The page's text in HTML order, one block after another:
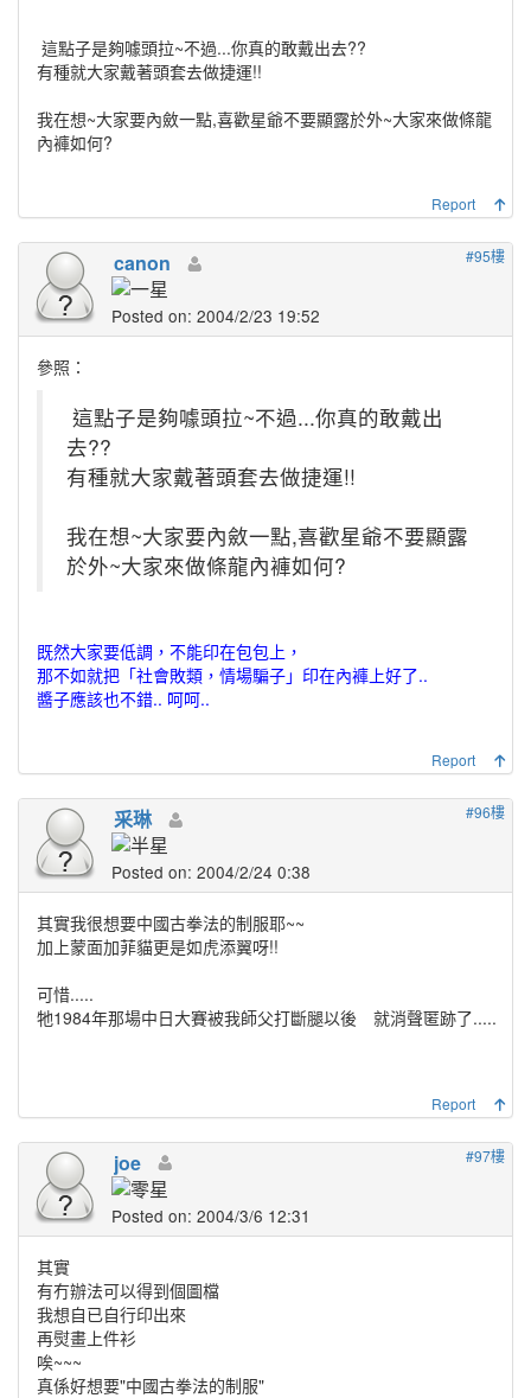
這點子是夠噱頭拉~不過...你真的敢戴出去??
有種就大家戴著頭套去做捷運!!
我在想~大家要內斂一點,喜歡星爺不要顯露於外~大家來做條龍
內褲如何?
Report
#95樓
canon
Posted on: 2004/2/23 19:52
參照：
這點子是夠噱頭拉~不過...你真的敢戴出
去??
有種就大家戴著頭套去做捷運!!
我在想~大家要內斂一點,喜歡星爺不要顯露
於外~大家來做條龍內褲如何?
既然大家要低調，不能印在包包上，
那不如就把「社會敗類，情場騙子」印在內褲上好了..
醬子應該也不錯.. 呵呵..
Report
#96樓
采琳
Posted on: 2004/2/24 0:38
其實我很想要中國古拳法的制服耶~~
加上蒙面加菲貓更是如虎添翼呀!!
可惜.....
牠1984年那場中日大賽被我師父打斷腿以後 就消聲匿跡了.....
Report
#97樓
joe
Posted on: 2004/3/6 12:31
其實
有冇辦法可以得到個圖檔
我想自已自行印出來
再熨畫上件衫
唉~~~
真係好想要"中國古拳法的制服"